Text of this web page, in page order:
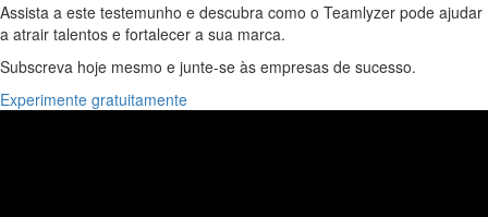
Assista a este testemunho e descubra como o Teamlyzer pode ajudar
a atrair talentos e fortalecer a sua marca.
Subscreva hoje mesmo e junte-se às empresas de sucesso.
Experimente gratuitamente